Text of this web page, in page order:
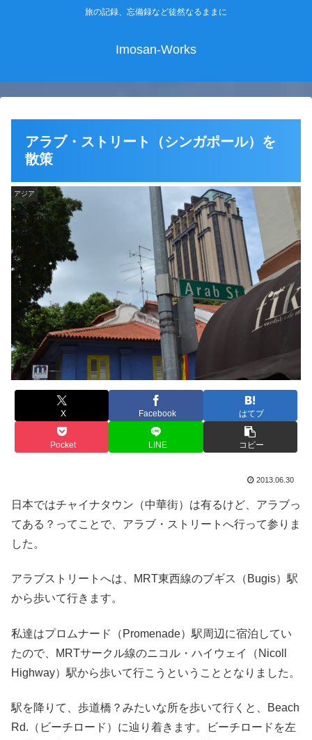
旅の記録、忘備録など徒然なるままに
Imosan-Works
アラブ・ストリート（シンガポール）を
散策
アジア
X Facebook はてブ
Pocket LINE コピー
2013.06.30
日本ではチャイナタウン（中華街）は有るけど、アラブっ
てある？ってことで、アラブ・ストリートへ行って参りま
した。
アラブストリートへは、MRT東西線のブギス（Bugis）駅
から歩いて行きます。
私達はプロムナード（Promenade）駅周辺に宿泊してい
たので、MRTサークル線のニコル・ハイウェイ（Nicoll
Highway）駅から歩いて行こうということとなりました。
駅を降りて、歩道橋？みたいな所を歩いて行くと、Beach
Rd.（ビーチロード）に辿り着きます。ビーチロードを左